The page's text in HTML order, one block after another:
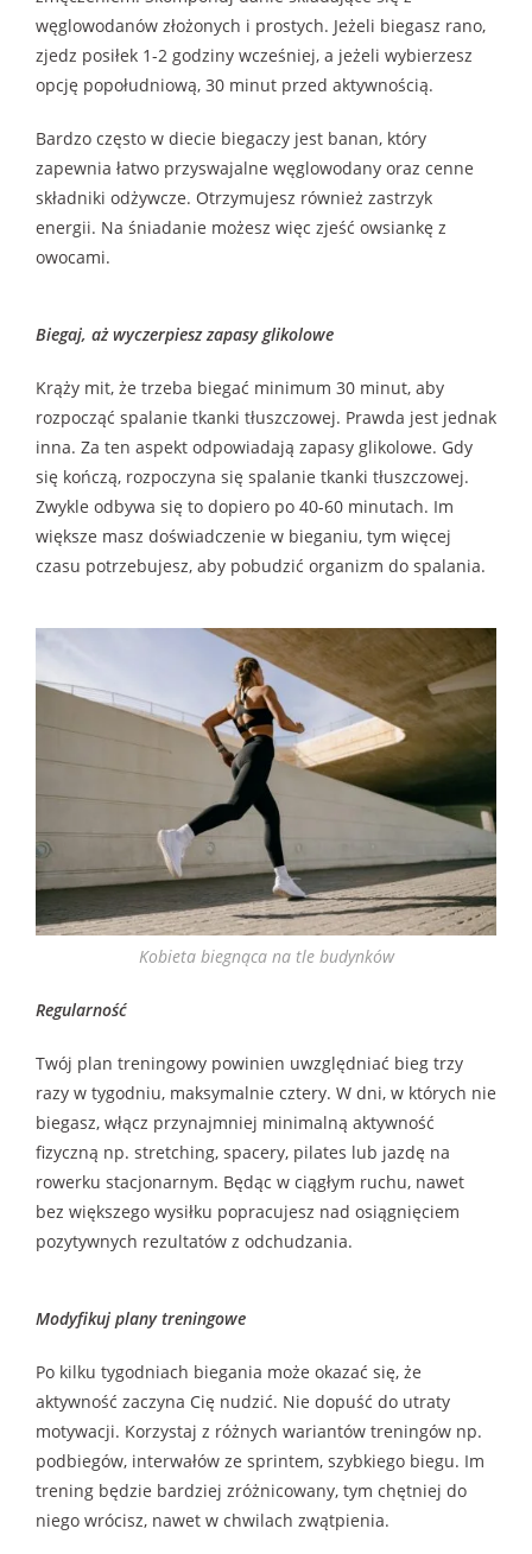
węglowodanów złożonych i prostych. Jeżeli biegasz rano,
zjedz posiłek 1-2 godziny wcześniej, a jeżeli wybierzesz
opcję popołudniową, 30 minut przed aktywnością.
Bardzo często w diecie biegaczy jest banan, który
zapewnia łatwo przyswajalne węglowodany oraz cenne
składniki odżywcze. Otrzymujesz również zastrzyk
energii. Na śniadanie możesz więc zjeść owsiankę z
owocami.
Biegaj, aż wyczerpiesz zapasy glikolowe
Krąży mit, że trzeba biegać minimum 30 minut, aby
rozpocząć spalanie tkanki tłuszczowej. Prawda jest jednak
inna. Za ten aspekt odpowiadają zapasy glikolowe. Gdy
się kończą, rozpoczyna się spalanie tkanki tłuszczowej.
Zwykle odbywa się to dopiero po 40-60 minutach. Im
większe masz doświadczenie w bieganiu, tym więcej
czasu potrzebujesz, aby pobudzić organizm do spalania.
Kobieta biegnąca na tle budynków
Regularność
Twój plan treningowy powinien uwzględniać bieg trzy
razy w tygodniu, maksymalnie cztery. W dni, w których nie
biegasz, włącz przynajmniej minimalną aktywność
fizyczną np. stretching, spacery, pilates lub jazdę na
rowerku stacjonarnym. Będąc w ciągłym ruchu, nawet
bez większego wysiłku popracujesz nad osiągnięciem
pozytywnych rezultatów z odchudzania.
Modyfikuj plany treningowe
Po kilku tygodniach biegania może okazać się, że
aktywność zaczyna Cię nudzić. Nie dopuść do utraty
motywacji. Korzystaj z różnych wariantów treningów np.
podbiegów, interwałów ze sprintem, szybkiego biegu. Im
trening będzie bardziej zróżnicowany, tym chętniej do
niego wrócisz, nawet w chwilach zwątpienia.